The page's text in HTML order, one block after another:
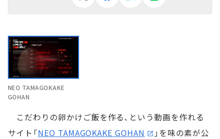
NEO TAMAGOKAKE
GOHAN
こだわりの卵かけご飯を作る、という動画を作れる
サイト「NEO TAMAGOKAKE GOHAN
」を味の素が公